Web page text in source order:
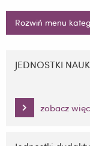
Rozwiń menu
nawigację
treści
JEDNOSTKI
zobacz